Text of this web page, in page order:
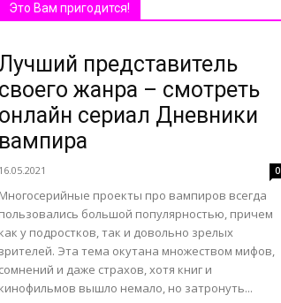
Это Вам пригодится!
представитель
своего жанра – смотреть
онлайн сериал Дневники
вампира
16.05.2021 0
Многосерийные проекты про вампиров всегда
пользовались большой популярностью, причем
как у подростков, так и довольно зрелых
зрителей. Эта тема окутана множеством мифов,
сомнений и даже страхов, хотя книг и
кинофильмов вышло немало, но затронуть...